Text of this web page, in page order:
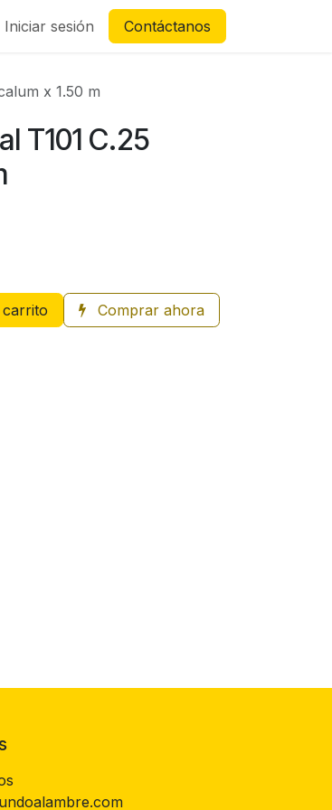
Iniciar sesión Contáctanos
x 1.50 m
T101 C.25
Comprar ahora